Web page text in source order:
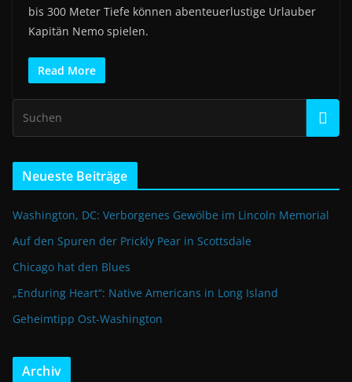
bis 300 Meter Tiefe können abenteuerlustige Urlauber
Kapitän Nemo spielen.
Read More
Neueste Beiträge
Washington, DC: Verborgenes Gewölbe im Lincoln Memorial
Auf den Spuren der Prickly Pear in Scottsdale
Chicago hat den Blues
„Enduring Heart“: Native Americans in Long Island
Geheimtipp Ost-Washington
Archiv